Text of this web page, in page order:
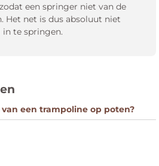
een springer niet van de
Het net is dus absoluut niet
te springen.
een trampoline op poten?